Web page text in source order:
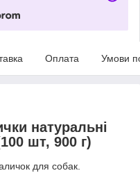
Оплата Умови
натуральні
шт, 900 г)
для собак.